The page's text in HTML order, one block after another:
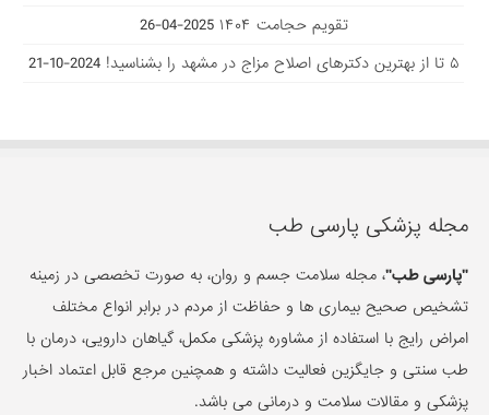
تقویم حجامت ۱۴۰۴
2025-04-26
۵ تا از بهترین دکتر‌های اصلاح مزاج در مشهد را بشناسید!
2024-10-21
مجله پزشکی پارسی طب
"پارسی طب"، مجله سلامت جسم و روان، به صورت تخصصی در زمینه
تشخیص صحیح بیماری ها و حفاظت از مردم در برابر انواع مختلف
امراض رایج با استفاده از مشاوره پزشکی مکمل، گیاهان دارویی، درمان با
طب سنتی و جایگزین فعالیت داشته و همچنین مرجع قابل اعتماد اخبار
پزشکی و مقالات سلامت و درمانی می باشد.